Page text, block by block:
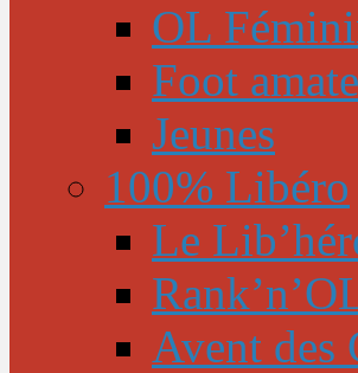
OL
Foot
Jeunes
100% Libéro
Le
Avent des